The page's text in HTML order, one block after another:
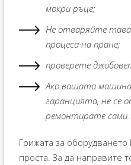
мокри ръце;
Не отваряйте
процеса на пране;
проверете
Ако вашата машина
гаранцията, не се
ремонтирате сами.
Грижата за
проста. За да направите